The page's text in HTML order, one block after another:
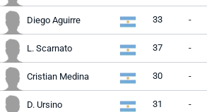
Diego Aguirre 33 -
L. Scarnato 37 -
Cristian Medina 30 -
D. Ursino 31 -